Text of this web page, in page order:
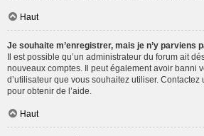
Haut
Je souhaite m’enregistrer, mais je n’y parviens
Il est possible qu’un administrateur du forum ait
nouveaux comptes. Il peut également avoir banni
d’utilisateur que vous souhaitez utiliser.
pour obtenir de l’aide.
Haut